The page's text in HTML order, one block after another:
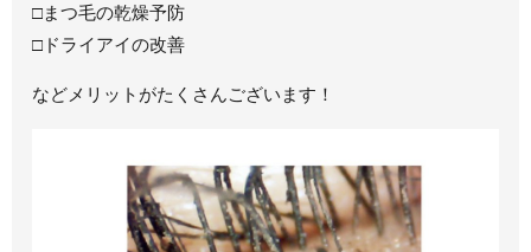
□まつ毛の乾燥予防
□ドライアイの改善
などメリットがたくさんございます！